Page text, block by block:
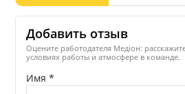
Добавить отзыв
Оцените работодателя Медіон:
условиях работы и атмосфере в команде.
Имя *